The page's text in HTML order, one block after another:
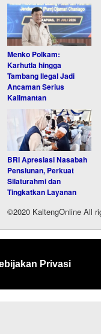
Menko Polkam:
Karhutla hingga
Tambang Ilegal Jadi
Ancaman Serius
Kalimantan
BRI Apresiasi Nasabah
Pensiunan, Perkuat
Silaturahmi dan
Tingkatkan Layanan
©2020 KaltengOnline All
Privasi